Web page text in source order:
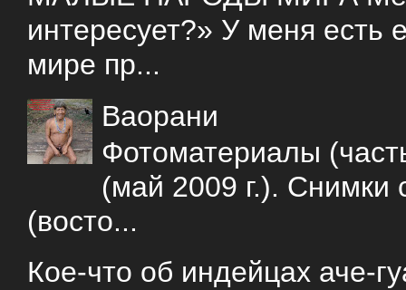
интересует?» У меня есть
мире пр...
Ваорани
Фотоматериалы
(май 2009 г.). Снимки
(восто...
Кое-что об индейцах аче-